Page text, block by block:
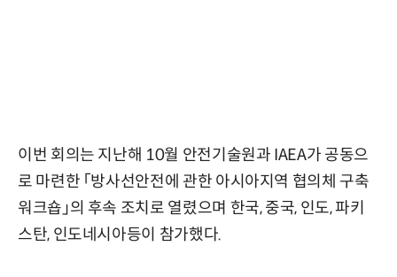
이번 회의는 지난해 10월 안전기술원과 IAEA가 공동으
로 마련한 「방사선안전에 관한 아시아지역 협의체 구축
워크숍」의 후속 조치로 열렸으며 한국, 중국, 인도, 파키
스탄, 인도네시아등이 참가했다.